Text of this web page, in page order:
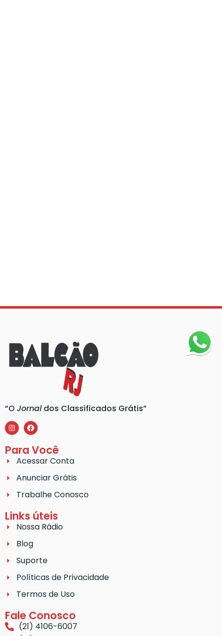
“O Jornaldos Classificados Grátis”
Para Você
Acessar Conta
Anunciar Grátis
Trabalhe Conosco
Links úteis
Nossa Rádio
Blog
Suporte
Políticas de Privacidade
Termos de Uso
Fale Conosco
(21) 4106-6007